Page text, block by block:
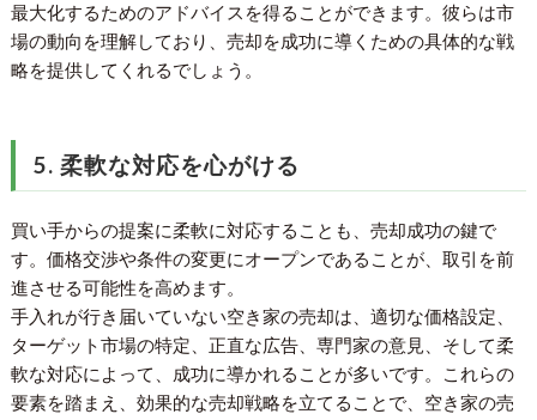
最大化するためのアドバイスを得ることができます。彼らは市
場の動向を理解しており、売却を成功に導くための具体的な戦
略を提供してくれるでしょう。
5. 柔軟な対応を心がける
買い手からの提案に柔軟に対応することも、売却成功の鍵で
す。価格交渉や条件の変更にオープンであることが、取引を前
進させる可能性を高めます。
手入れが行き届いていない空き家の売却は、適切な価格設定、
ターゲット市場の特定、正直な広告、専門家の意見、そして柔
軟な対応によって、成功に導かれることが多いです。これらの
要素を踏まえ、効果的な売却戦略を立てることで、空き家の売